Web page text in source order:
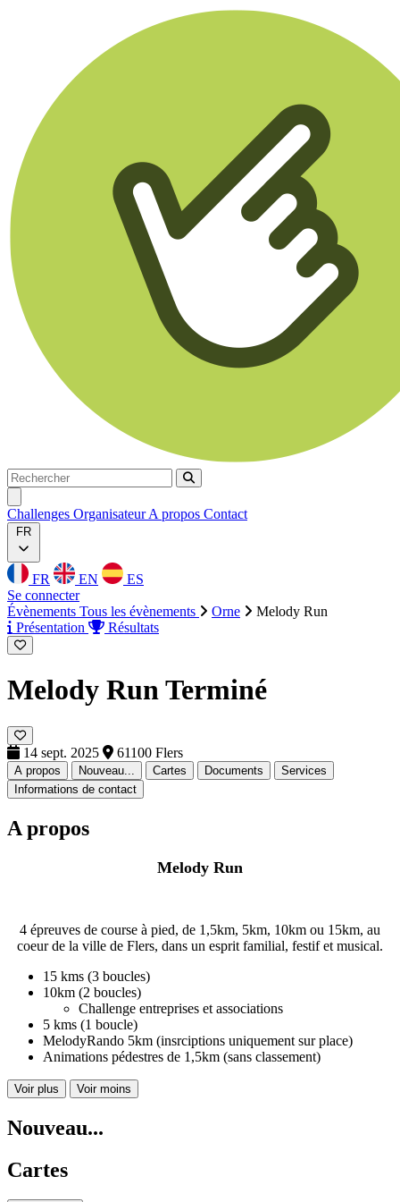
Rechercher
Rechercher
Challenges OrganisateurA propos Contact
FR
FR EN
ES
Se connecter
Évènements Tous les évènements Orne
Melody Run
Présentation
Résultats
Melody RunTerminé
14 sept. 2025 61100 Flers
A propos Nouveau... Cartes Documents
Services
Informations de contact
A propos
Melody Run
4 épreuves de course à pied, de 1,5km, 5km, 10km ou 15km, au
coeur de la ville de Flers, dans un esprit familial, festif et musical.
15 kms (3 boucles)
10km (2 boucles)
Challenge entreprises et associations
5 kms (1 boucle)
MelodyRando 5km (insrciptions uniquement sur place)
Animations pédestres de 1,5km (sans classement)
Voir plus Voir moins
Nouveau...
Cartes